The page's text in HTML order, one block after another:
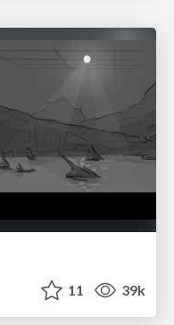
11 39k